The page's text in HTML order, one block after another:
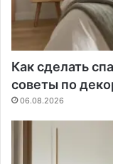
Как сделать
советы по
06.08.2026